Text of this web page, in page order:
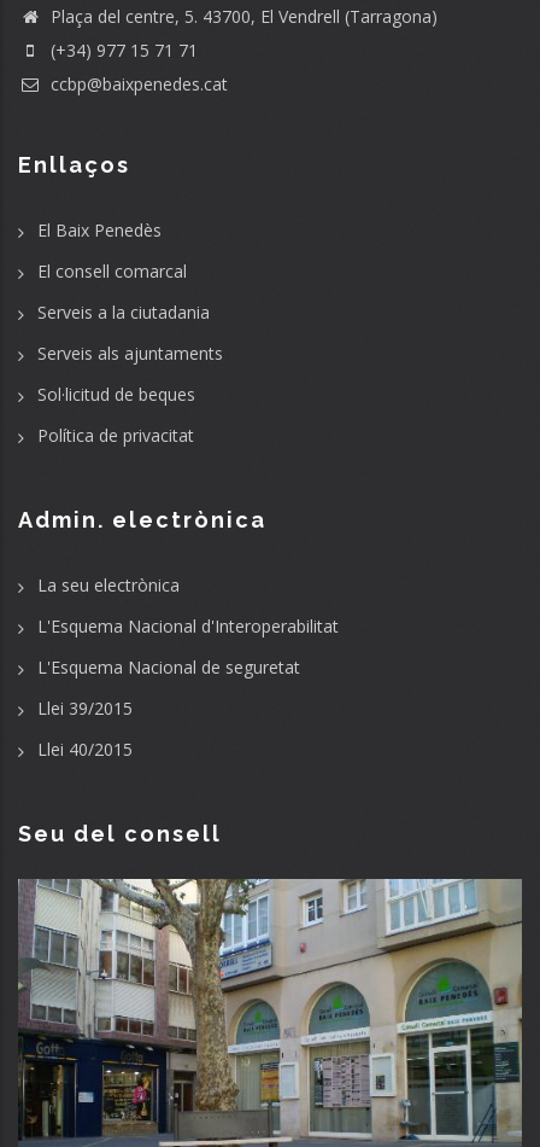
Plaça del centre, 5. 43700, El Vendrell (Tarragona)
(+34) 977 15 71 71
ccbp@baixpenedes.cat
Enllaços
El Baix Penedès
El consell comarcal
Serveis a la ciutadania
Serveis als ajuntaments
Sol·licitud de beques
Política de privacitat
Admin. electrònica
La seu electrònica
L'Esquema Nacional d'Interoperabilitat
L'Esquema Nacional de seguretat
Llei 39/2015
Llei 40/2015
Seu del consell